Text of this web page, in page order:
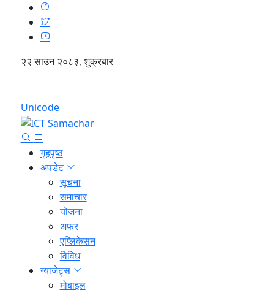
२२ साउन २०८३, शुक्रबार
Unicode
गृहपृष्ठ
अपडेट
सूचना
समाचार
योजना
अफर
एप्लिकेसन
विविध
ग्याजेट्स
मोबाइल